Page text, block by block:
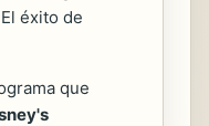
éxito de
que